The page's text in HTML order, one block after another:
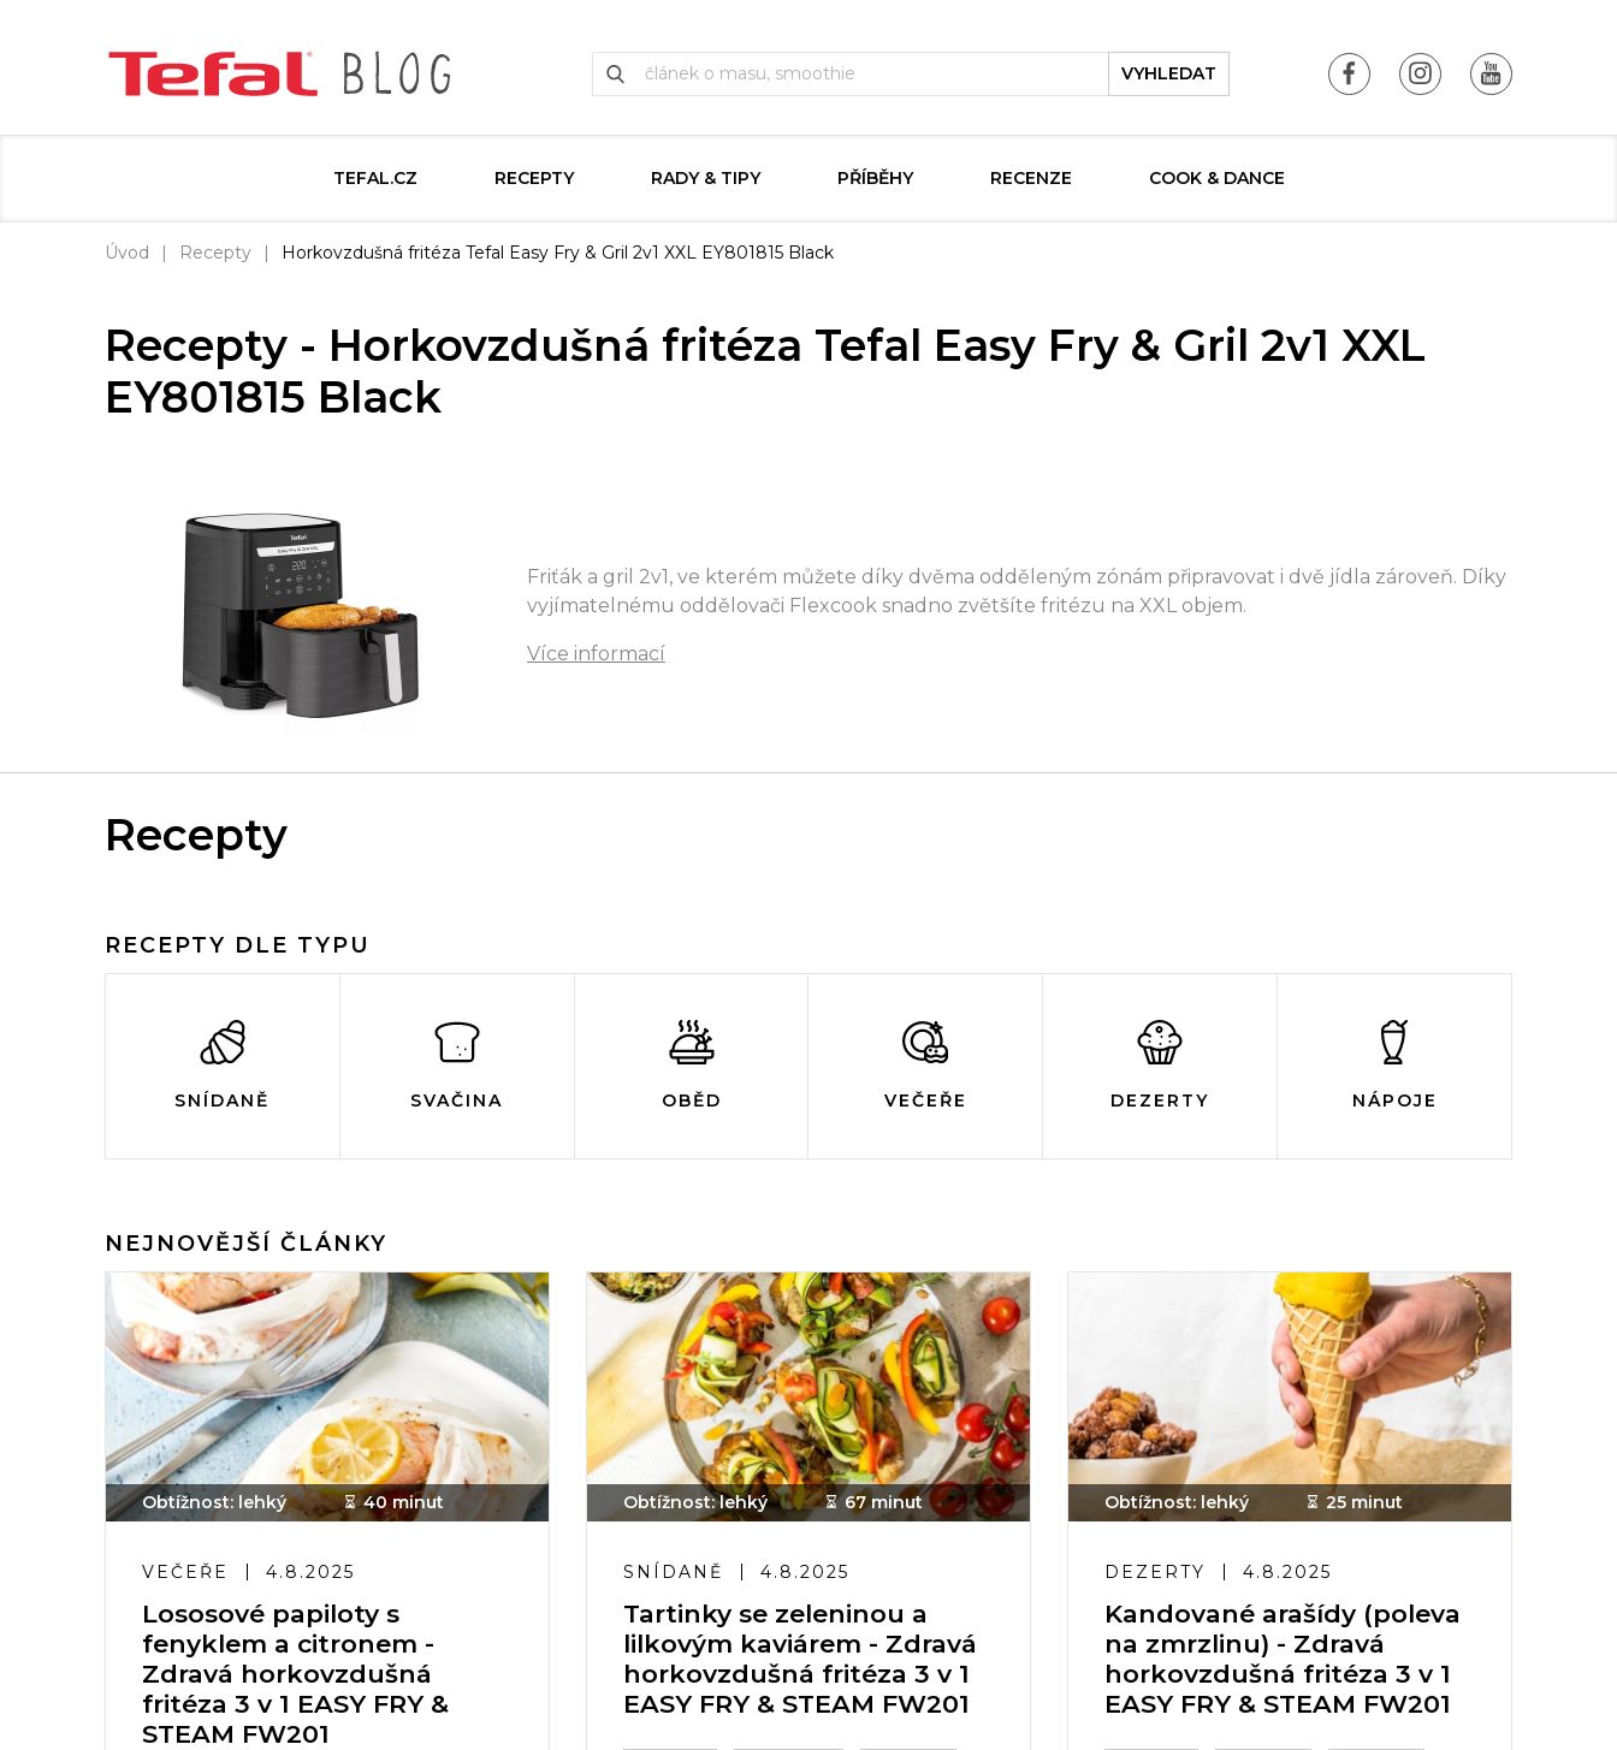
VYHLEDAT
TEFAL.CZ RECEPTY RADY & TIPY PŘÍBĚHY RECENZE COOK & DANCE
Úvod Recepty Horkovzdušná fritéza Tefal Easy Fry & Gril 2v1 XXL EY801815 Black
Recepty - Horkovzdušná fritéza Tefal Easy Fry & Gril 2v1 XXL
EY801815 Black
Friťák a gril 2v1, ve kterém můžete díky dvěma odděleným zónám připravovat i dvě jídla zároveň. Díky
vyjímatelnému oddělovači Flexcook snadno zvětšíte fritézu na XXL objem.
Více informací
Recepty
RECEPTY DLE TYPU
SNÍDANĚ SVAČINA OBĚD VEČEŘE DEZERTY NÁPOJE
NEJNOVĚJŠÍ ČLÁNKY
Obtížnost: lehký 40 minut
VEČEŘE 4.8.2025
Lososové papiloty s
fenyklem a citronem -
Zdravá horkovzdušná
fritéza 3 v 1 EASY FRY &
STEAM FW201
Obtížnost: lehký 67 minut
SNÍDANĚ 4.8.2025
Tartinky se zeleninou a
lilkovým kaviárem - Zdravá
horkovzdušná fritéza 3 v 1
EASY FRY & STEAM FW201
Obtížnost: lehký 25 minut
DEZERTY 4.8.2025
Kandované arašídy (poleva
na zmrzlinu) - Zdravá
horkovzdušná fritéza 3 v 1
EASY FRY & STEAM FW201